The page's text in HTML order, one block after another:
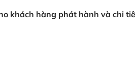
khách hàng phát hành và chi